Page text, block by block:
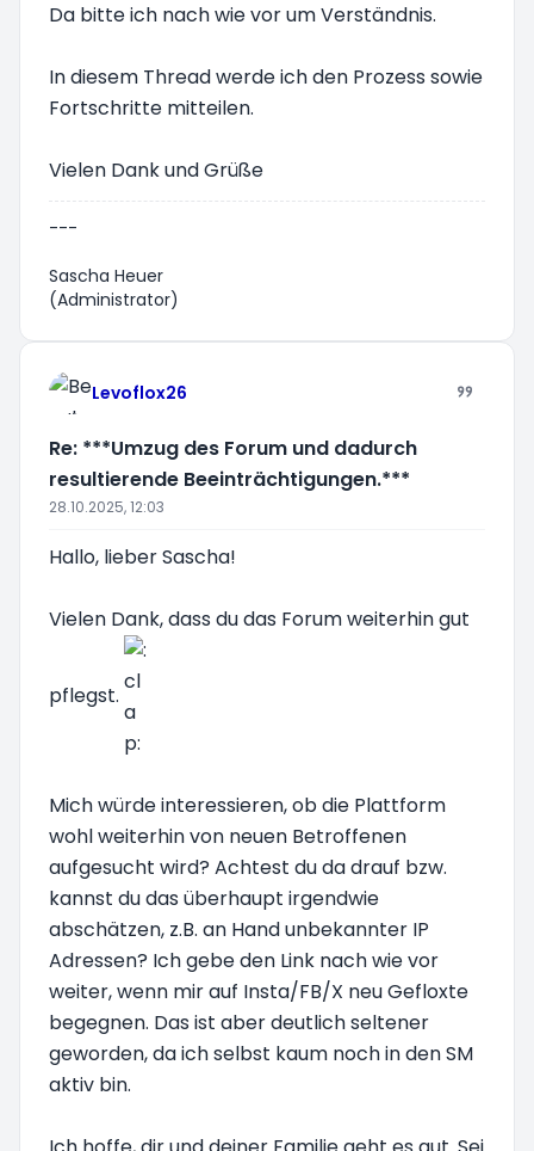
Da bitte ich nach wie vor um Verständnis.
In diesem Thread werde ich den Prozess sowie
Fortschritte mitteilen.
Vielen Dank und Grüße
---
Sascha Heuer
(Administrator)
Levoflox26
Re: ***Umzug des Forum und dadurch
resultierende Beeinträchtigungen.***
28.10.2025, 12:03
Hallo, lieber Sascha!
Vielen Dank, dass du das Forum weiterhin gut
pflegst.
Mich würde interessieren, ob die Plattform
wohl weiterhin von neuen Betroffenen
aufgesucht wird? Achtest du da drauf bzw.
kannst du das überhaupt irgendwie
abschätzen, z.B. an Hand unbekannter IP
Adressen? Ich gebe den Link nach wie vor
weiter, wenn mir auf Insta/FB/X neu Gefloxte
begegnen. Das ist aber deutlich seltener
geworden, da ich selbst kaum noch in den SM
aktiv bin.